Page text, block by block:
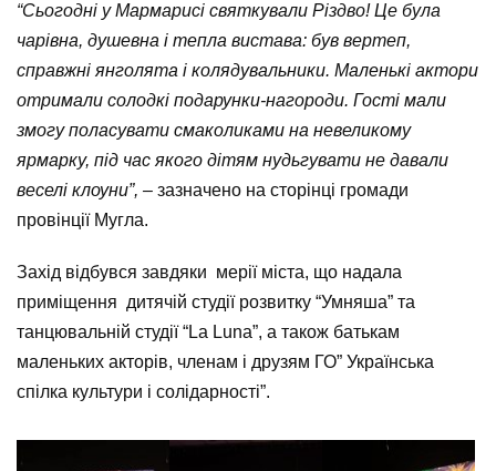
“Сьогодні у Мармарисі святкували Різдво! Це була
чарівна, душевна і тепла вистава: був вертеп,
справжні янголята і колядувальники. Маленькі актори
отримали солодкі подарунки-нагороди. Гості мали
змогу поласувати смаколиками на невеликому
ярмарку, під час якого дітям нудьгувати не давали
веселі клоуни”, – зазначено на сторінці громади
провінції Мугла.
Захід відбувся завдяки мерії міста, що надала
приміщення дитячій студії розвитку “Умняша” та
танцювальній студії “La Luna”, а також батькам
маленьких акторів, членам і друзям ГО” Українська
спілка культури і солідарності”.